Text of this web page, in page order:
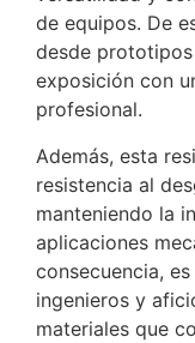
de equipos. De
desde
exposición con
profesional.
Además, esta
resistencia al
manteniendo la
aplicaciones
consecuencia,
ingenieros y
materiales que